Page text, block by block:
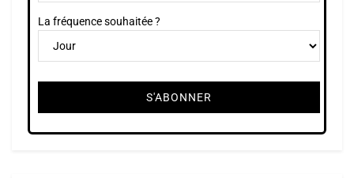
La fréquence souhaitée ?